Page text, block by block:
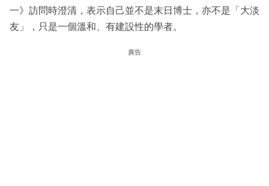
一》訪問時澄清，表示自己並不是末日博士，亦不是「大淡
友」，只是一個溫和、有建設性的學者。
廣告